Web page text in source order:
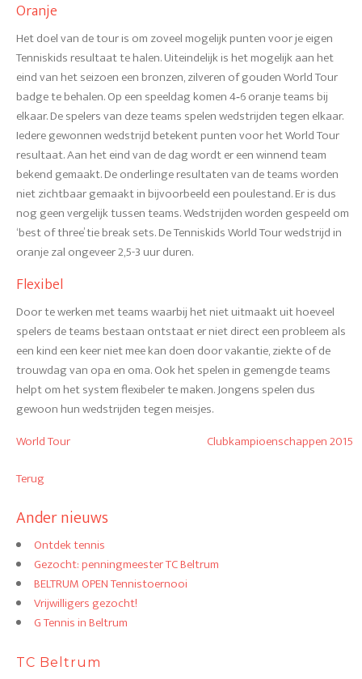
Oranje
Het doel van de tour is om zoveel mogelijk punten voor je eigen
Tenniskids resultaat te halen. Uiteindelijk is het mogelijk aan het
eind van het seizoen een bronzen, zilveren of gouden World Tour
badge te behalen. Op een speeldag komen 4‐6 oranje teams bij
elkaar. De spelers van deze teams spelen wedstrijden tegen elkaar.
Iedere gewonnen wedstrijd betekent punten voor het World Tour
resultaat. Aan het eind van de dag wordt er een winnend team
bekend gemaakt. De onderlinge resultaten van de teams worden
niet zichtbaar gemaakt in bijvoorbeeld een poulestand. Er is dus
nog geen vergelijk tussen teams. Wedstrijden worden gespeeld om
‘best of three’ tie break sets. De Tenniskids World Tour wedstrijd in
oranje zal ongeveer 2,5-3 uur duren.
Flexibel
Door te werken met teams waarbij het niet uitmaakt uit hoeveel
spelers de teams bestaan ontstaat er niet direct een probleem als
een kind een keer niet mee kan doen door vakantie, ziekte of de
trouwdag van opa en oma. Ook het spelen in gemengde teams
helpt om het system flexibeler te maken. Jongens spelen dus
gewoon hun wedstrijden tegen meisjes.
World Tour
Clubkampioenschappen 2015
Terug
Ander nieuws
Ontdek tennis
Gezocht: penningmeester TC Beltrum
BELTRUM OPEN Tennistoernooi
Vrijwilligers gezocht!
G Tennis in Beltrum
TC Beltrum